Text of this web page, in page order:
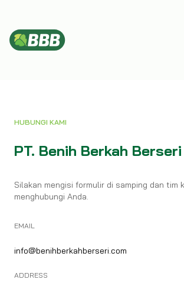
HUBUNGI KAMI
PT. Benih Berkah Berseri
Silakan mengisi formulir di samping dan tim
menghubungi Anda.
EMAIL
info@benihberkahberseri.com
ADDRESS